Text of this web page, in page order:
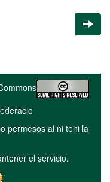
permesos al ni teni la
el servicio.